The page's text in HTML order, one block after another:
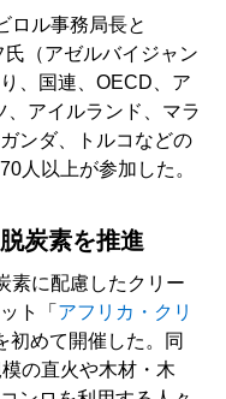
ロル事務局長と
（アゼルバイジャン
、国連、OECD、ア
アイルランド、マラ
ンダ、トルコなどの
人以上が参加した。
炭素を推進
素に配慮したクリー
ト「 アフリカ・クリ
初めて開催した。同
の直火や木材・木